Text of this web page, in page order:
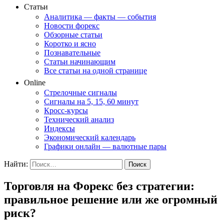
Статьи
Аналитика — факты — события
Новости форекс
Обзорные статьи
Коротко и ясно
Познавательные
Статьи начинающим
Все статьи на одной странице
Online
Стрелочные сигналы
Сигналы на 5, 15, 60 минут
Кросс-курсы
Технический анализ
Индексы
Экономический календарь
Графики онлайн — валютные пары
Найти:
Торговля на Форекс без стратегии:
правильное решение или же огромный
риск?